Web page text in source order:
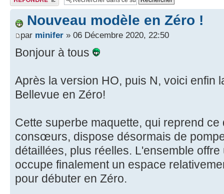
Nouveau modèle en Zéro !
par minifer » 06 Décembre 2020, 22:50
Bonjour à tous
Après la version HO, puis N, voici enfin
Bellevue en Zéro!
Cette superbe maquette, qui reprend
consœurs, dispose désormais de
détaillées, plus réelles. L'ensemble
occupe finalement un espace
pour débuter en Zéro.